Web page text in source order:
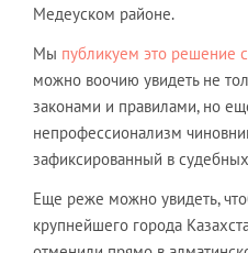
Медеуском районе.
Мы публикуем это решение
можно воочию увидеть не
законами и правилами, но
непрофессионализм
зафиксированный в
Еще реже можно увидеть,
крупнейшего города